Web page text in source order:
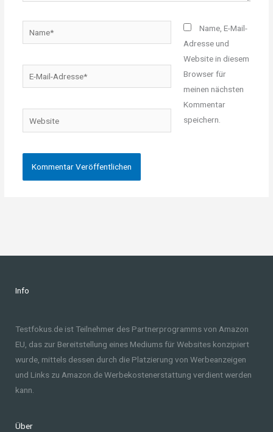
Mail-
Website
Name, E-Mail-
Adresse und
Website in diesem
Browser für
meinen nächsten
Kommentar
speichern.
Info
Testfokus.de ist Teilnehmer des Partnerprogramms von Amazon
EU, das zur Bereitstellung eines Mediums für Websites konzipiert
wurde, mittels dessen durch die Platzierung von Werbeanzeigen
und Links zu Amazon.de Werbekostenerstattung verdient werden
kann.
Über